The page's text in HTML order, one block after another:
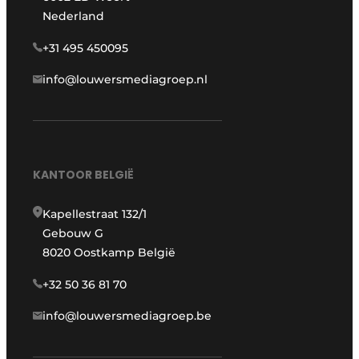
Nederland
+31 495 450095
info@louwersmediagroep.nl
KANTOOR BELGIË
Kapellestraat 132/1
Gebouw G
8020 Oostkamp België
+32 50 36 81 70
info@louwersmediagroep.be